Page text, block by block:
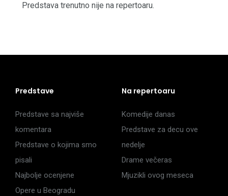
Predstava trenutno nije na repertoaru.
Predstave
Predstave sa najviše
komentara
Predstave o kojima smo
pisali
Najbolje ocenjene
Opere u Beogradu
Na repertoaru
Komedije danas
Predstave za decu ove
nedelje
Drame večeras
Mjuzikli ovog meseca